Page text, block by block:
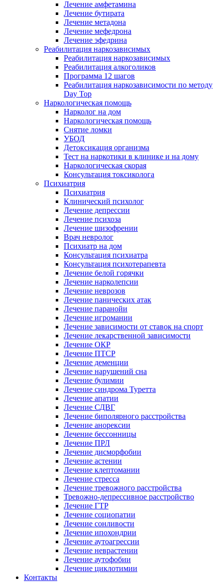
Лечение амфетамина
Лечение бутирата
Лечение метадона
Лечение мефедрона
Лечение эфедрина
Реабилитация наркозависимых
Реабилитация наркозависимых
Реабилитация алкоголиков
Программа 12 шагов
Реабилитация наркозависимости по методу
Day Top
Наркологическая помощь
Нарколог на дом
Наркологическая помощь
Снятие ломки
УБОД
Детоксикация организма
Тест на наркотики в клинике и на дому
Наркологическая скорая
Консультация токсиколога
Психиатрия
Психиатрия
Клинический психолог
Лечение депрессии
Лечение психоза
Лечение шизофрении
Врач невролог
Психиатр на дом
Консультация психиатра
Консультация психотерапевта
Лечение белой горячки
Лечение нарколепсии
Лечение неврозов
Лечение панических атак
Лечение паранойи
Лечение игромании
Лечение зависимости от ставок на спорт
Лечение лекарственной зависимости
Лечение ОКР
Лечение ПТСР
Лечение деменции
Лечение нарушений сна
Лечение булимии
Лечение синдрома Туретта
Лечение апатии
Лечение СДВГ
Лечение биполярного расстройства
Лечение анорексии
Лечение бессонницы
Лечение ПРЛ
Лечение дисморфобии
Лечение астении
Лечение клептомании
Лечение стресса
Лечение тревожного расстройства
Тревожно-депрессивное расстройство
Лечение ГТР
Лечение социопатии
Лечение сонливости
Лечение ипохондрии
Лечение аутоагрессии
Лечение неврастении
Лечение аутофобии
Лечение циклотимии
Контакты